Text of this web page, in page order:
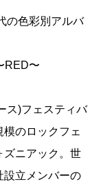
の色彩別アルバ
RED〜
ス)フェスティバ
のロックフェ
ズニアック。世
設立メンバーの